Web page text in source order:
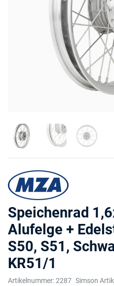
Speichenrad
Alufelge +
S50, S51,
KR51/1
Artikelnummer:2287 Simson